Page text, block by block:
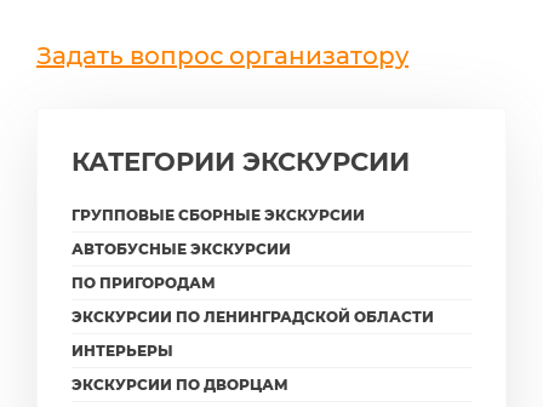
Задать вопрос организатору
КАТЕГОРИИ ЭКСКУРСИИ
ГРУППОВЫЕ СБОРНЫЕ ЭКСКУРСИИ
АВТОБУСНЫЕ ЭКСКУРСИИ
ПО ПРИГОРОДАМ
ЭКСКУРСИИ ПО ЛЕНИНГРАДСКОЙ ОБЛАСТИ
ИНТЕРЬЕРЫ
ЭКСКУРСИИ ПО ДВОРЦАМ